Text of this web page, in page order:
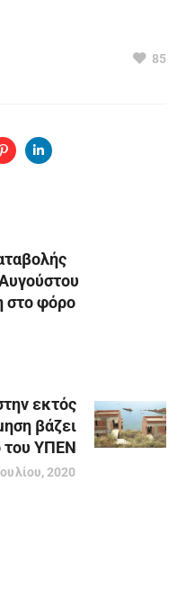
85
στο φόρο
εκτός
βάζει
του ΥΠΕΝ
2020